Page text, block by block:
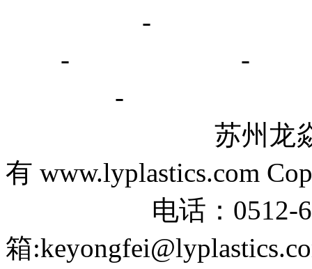
-
- -
-
苏州龙焱塑胶
有 www.lyplastics.com
电话：0512-
箱